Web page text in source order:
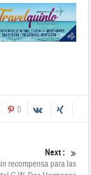
0
Next :
recompensa para las